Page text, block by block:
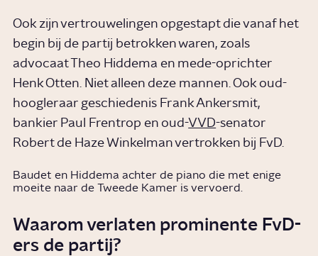
Ook zijn vertrouwelingen opgestapt die vanaf het
begin bij de partij betrokken waren, zoals
advocaat Theo Hiddema en mede-oprichter
Henk Otten. Niet alleen deze mannen. Ook oud-
hoogleraar geschiedenis Frank Ankersmit,
bankier Paul Frentrop en oud-VVD-senator
Robert de Haze Winkelman vertrokken bij FvD.
Baudet en Hiddema achter de piano die met enige
moeite naar de Tweede Kamer is vervoerd.
Waarom verlaten prominente FvD-
ers de partij?